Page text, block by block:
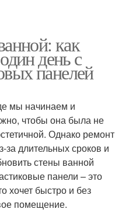
как
день с
панелей
мы начинаем и
чтобы она была не
Однако ремонт
за длительных сроков и
стены ванной
панели – это
хочет быстро и без
помещение.